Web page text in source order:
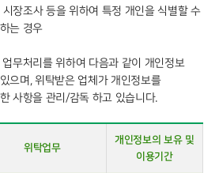
장조사 등을 위하여 특정 개인을 식별할 수
는 경우
무처리를 위하여 다음과 같이 개인정보
으며, 위탁받은 업체가 개인정보를
사항을 관리/감독 하고 있습니다.
위탁업무
개인정보의 보유 및
이용기간